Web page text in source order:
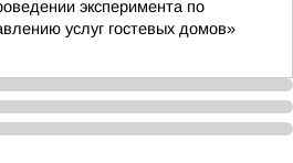
эксперимента по
услуг гостевых домов»